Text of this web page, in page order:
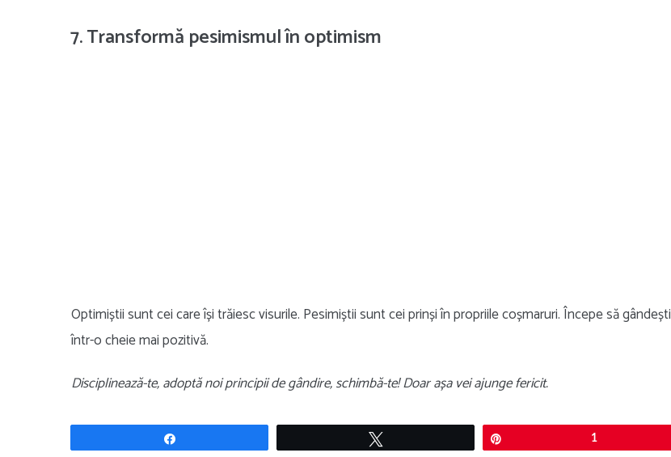
7. Transformă pesimismul în optimism
Optimiștii sunt cei care își trăiesc visurile. Pesimiștii sunt cei prinși în propriile coșmaruri. Începe să gândești
într-o cheie mai pozitivă.
Disciplinează-te, adoptă noi principii de gândire, schimbă-te! Doar așa vei ajunge fericit.
1